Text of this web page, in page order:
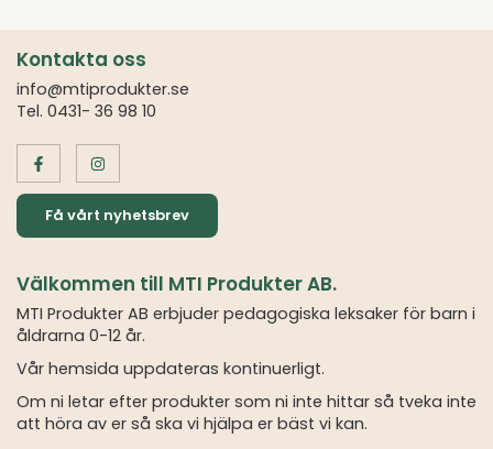
Kontakta oss
info@mtiprodukter.se
Tel. 0431- 36 98 10
Få vårt nyhetsbrev
Välkommen till MTI Produkter AB.
MTI Produkter AB erbjuder pedagogiska leksaker för barn i
åldrarna 0-12 år.
Vår hemsida uppdateras kontinuerligt.
Om ni letar efter produkter som ni inte hittar så tveka inte
att höra av er så ska vi hjälpa er bäst vi kan.